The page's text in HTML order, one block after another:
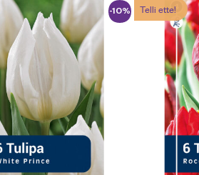
-10% Telli ette!